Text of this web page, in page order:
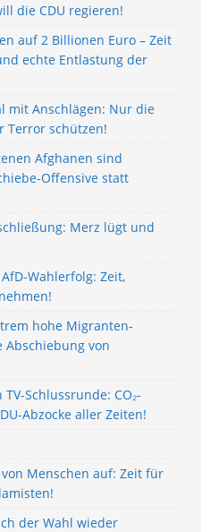
die CDU regieren!
auf 2 Billionen Euro – Zeit
echte Entlastung der
mit Anschlägen: Nur die
Terror schützen!
Afghanen sind
Offensive statt
Merz lügt und
Wahlerfolg: Zeit,
hohe Migranten-
von
Schlussrunde: CO₂-
Abzocke aller Zeiten!
Menschen auf: Zeit für
der Wahl wieder